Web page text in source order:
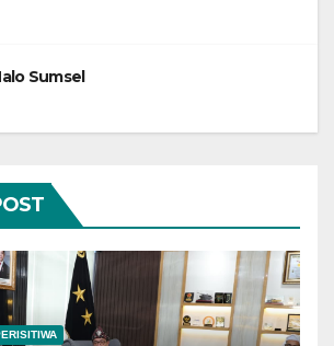
Sumsel